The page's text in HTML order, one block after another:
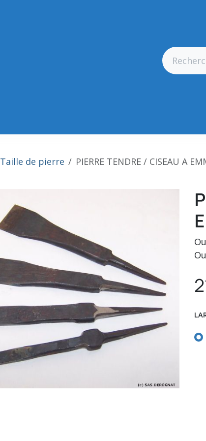
Taille de pierre PIERRE TENDRE / CISEAU A